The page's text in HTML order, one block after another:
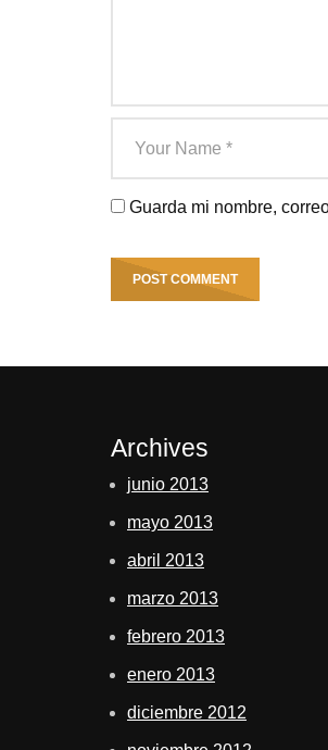
Guarda mi nombre,
Archives
junio 2013
mayo 2013
abril 2013
marzo 2013
febrero 2013
enero 2013
diciembre 2012